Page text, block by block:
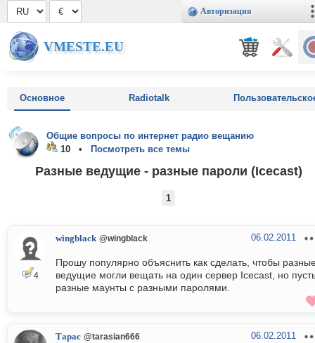
Авторизация
VMESTE.EU
Основное Radiotalk
Общие вопросы по интернет радио вещанию
10 •
Посмотреть все темы
Разные ведущие - разные пароли (Icecast)
1
4
wingblack @wingblack 06.02.2011
Прошу популярно объяснить как сделать, чтобы
ведущие могли вещать на один сервер Icecast, но
разные маунты с разными паролями.
Тарас @tarasian666 06.02.2011